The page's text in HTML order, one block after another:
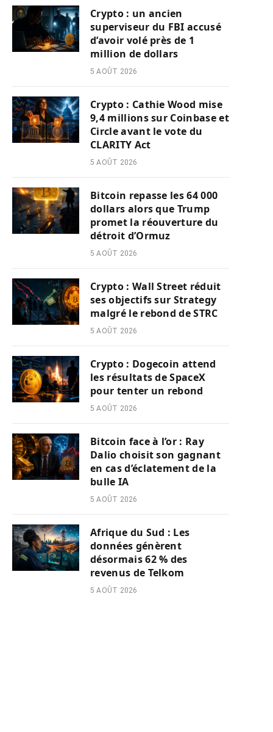
Crypto : un ancien
superviseur du FBI accusé
d’avoir volé près de 1
million de dollars
5 AOÛT 2026
Crypto : Cathie Wood mise
9,4 millions sur Coinbase et
Circle avant le vote du
CLARITY Act
5 AOÛT 2026
Bitcoin repasse les 64 000
dollars alors que Trump
promet la réouverture du
détroit d’Ormuz
5 AOÛT 2026
Crypto : Wall Street réduit
ses objectifs sur Strategy
malgré le rebond de STRC
5 AOÛT 2026
Crypto : Dogecoin attend
les résultats de SpaceX
pour tenter un rebond
5 AOÛT 2026
Bitcoin face à l’or : Ray
Dalio choisit son gagnant
en cas d’éclatement de la
bulle IA
5 AOÛT 2026
Afrique du Sud : Les
données génèrent
désormais 62 % des
revenus de Telkom
5 AOÛT 2026